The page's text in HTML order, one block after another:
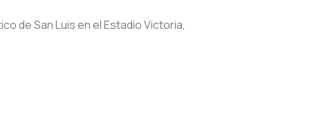
de San Luis en el Estadio Victoria,